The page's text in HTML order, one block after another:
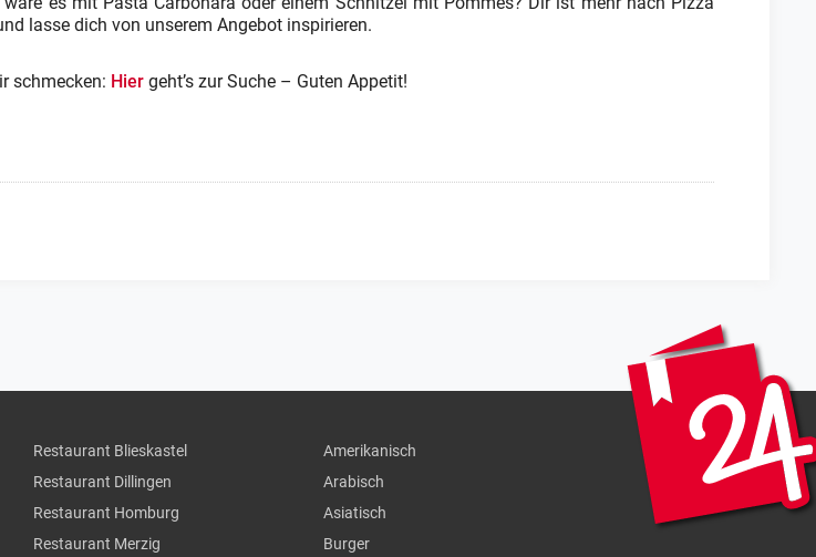
lasse dich von unserem Angebot inspirieren.
schmecken: Hier geht’s zur Suche – Guten Appetit!
Restaurant Blieskastel
Restaurant Dillingen
Restaurant Homburg
Restaurant Merzig
Amerikanisch
Arabisch
Asiatisch
Burger